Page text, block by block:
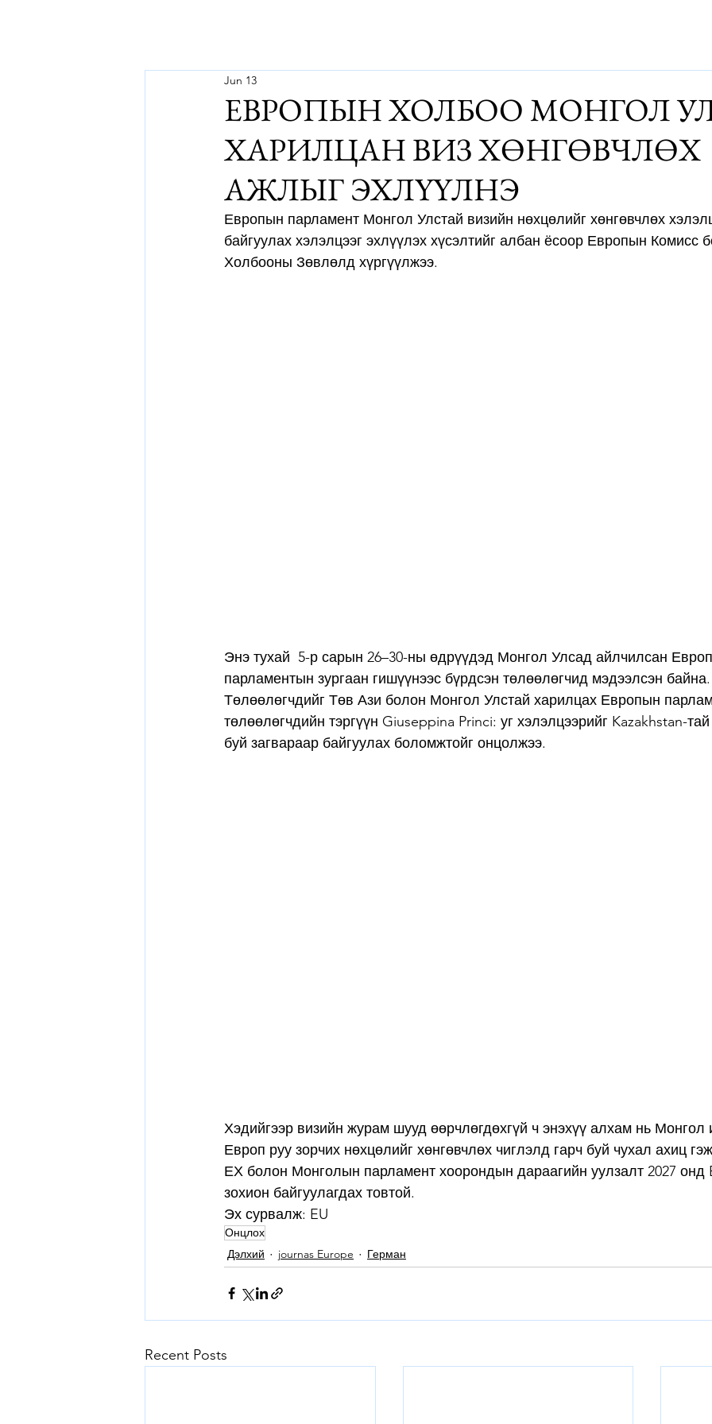
ЕВРОПЫН ХОЛБОО МОНГОЛ
ХАРИЛЦАН ВИЗ ХӨНГӨВЧЛӨХ
АЖЛЫГ ЭХЛҮҮЛНЭ
Jun 13
Европын парламент Монгол Улстай визийн нөхцөлийг хөнгөвчлөх
байгуулах хэлэлцээг эхлүүлэх хүсэлтийг албан ёсоор Европын Комисс
Холбооны Зөвлөлд хүргүүлжээ.
Энэ тухай  5-р сарын 26–30-ны өдрүүдэд Монгол Улсад айлчилсан
парламентын зургаан гишүүнээс бүрдсэн төлөөлөгчид мэдээлсэн байна.
Төлөөлөгчдийг Төв Ази болон Монгол Улстай харилцах Европын
төлөөлөгчдийн тэргүүн Giuseppina Princi: уг хэлэлцээрийг Kazakhstan-
буй загвараар байгуулах боломжтойг онцолжээ.
Хэдийгээр визийн журам шууд өөрчлөгдөхгүй ч энэхүү алхам нь Монгол
Европ руу зорчих нөхцөлийг хөнгөвчлөх чиглэлд гарч буй чухал ахиц
ЕХ болон Монголын парламент хоорондын дараагийн уулзалт 2027 онд
зохион байгуулагдах товтой.
Эх сурвалж: EU
Онцлох
Дэлхий
journas Europe Герман
Recent Posts